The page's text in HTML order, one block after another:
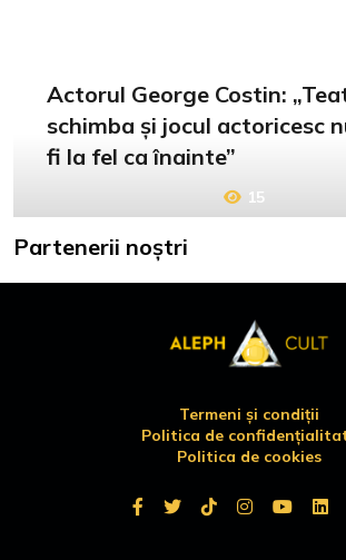
Actorul George Costin:
schimba și jocul actoricesc
fi la fel ca înainte”
15
Partenerii noștri
Termeni și condiții
Politica de
Politica de cookies